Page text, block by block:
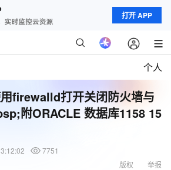
打开 APP
个人
firewalld打开关闭防火墙与
附ORACLE 数据库1158 15
7751
举报
版权